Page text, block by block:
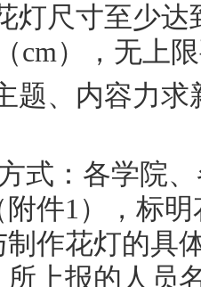
灯尺寸至少
cm），无上
题、内容力
式：各学院
件1），标
作花灯的具
上报的人员